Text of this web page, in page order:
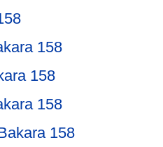
158
158
158
158